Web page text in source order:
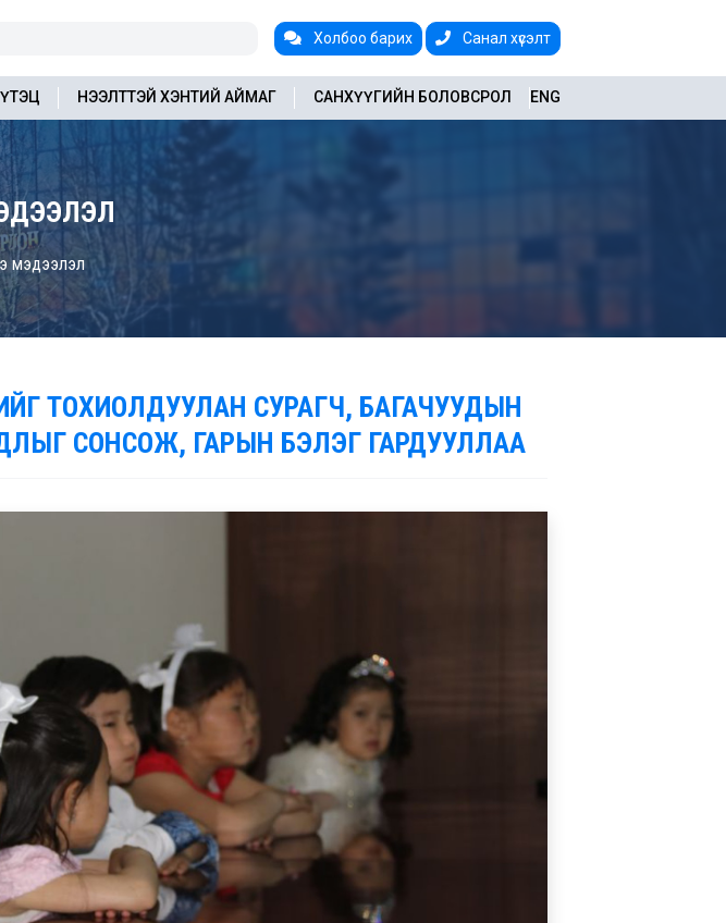
Холбоо барих Санал хүсэлт
ENG
НЭЭЛТТЭЙ ХЭНТИЙ АЙМАГ САНХҮҮГИЙН БОЛОВСРОЛ
мэдээлэл
ТОХИОЛДУУЛАН СУРАГЧ, БАГАЧУУДЫН
СОНСОЖ, ГАРЫН БЭЛЭГ ГАРДУУЛЛАА